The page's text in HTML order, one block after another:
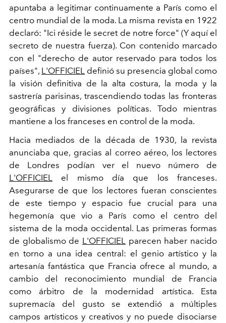
apuntaba a legitimar continuamente a París como el
centro mundial de la moda. La misma revista en 1922
declaró: "Ici réside le secret de notre force" (Y aquí el
secreto de nuestra fuerza). Con contenido marcado
con el "derecho de autor reservado para todos los
países", L'OFFICIEL definió su presencia global como
la visión definitiva de la alta costura, la moda y la
sastrería parisinas, trascendiendo todas las fronteras
geográficas y divisiones políticas. Todo mientras
mantiene a los franceses en control de la moda.
Hacia mediados de la década de 1930, la revista
anunciaba que, gracias al correo aéreo, los lectores
de Londres podían ver el nuevo número de
L'OFFICIEL
el mismo día que los franceses.
Asegurarse de que los lectores fueran conscientes
de este tiempo y espacio fue crucial para una
hegemonía que vio a París como el centro del
sistema de la moda occidental. Las primeras formas
de globalismo de L'OFFICIEL
parecen haber nacido
en torno a una idea central: el genio artístico y la
artesanía fantástica que Francia ofrece al mundo, a
cambio del reconocimiento mundial de Francia
como árbitro de la modernidad artística. Esta
supremacía del gusto se extendió a múltiples
campos artísticos y creativos y no puede disociarse